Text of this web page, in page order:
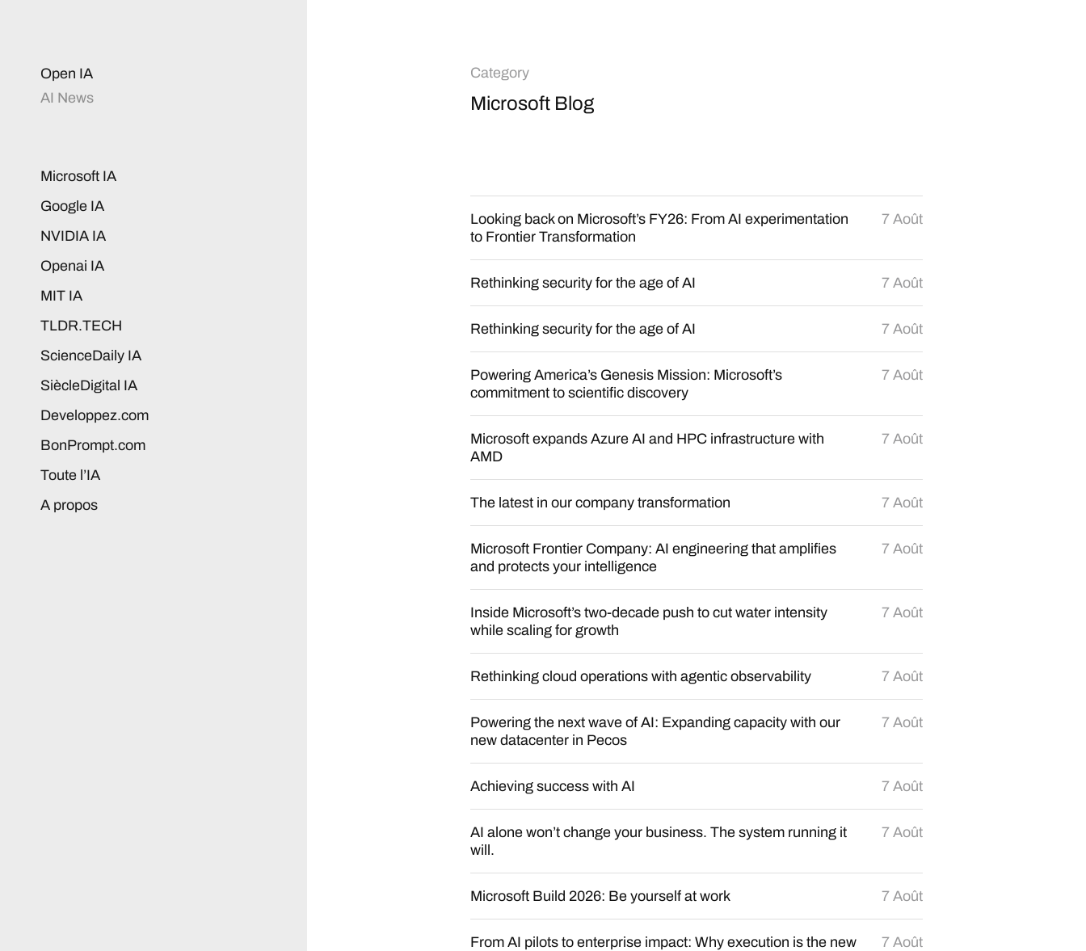
Open IA
AI News
Microsoft IA
Google IA
NVIDIA IA
Openai IA
MIT IA
TLDR.TECH
ScienceDaily IA
SiècleDigital IA
Developpez.com
BonPrompt.com
Toute l’IA
A propos
Category
Microsoft Blog
Looking back on Microsoft’s FY26: From AI experimentation
to Frontier Transformation
7 Août
Rethinking security for the age of AI 7 Août
Rethinking security for the age of AI 7 Août
Powering America’s Genesis Mission: Microsoft’s
commitment to scientific discovery
7 Août
Microsoft expands Azure AI and HPC infrastructure with
AMD
7 Août
The latest in our company transformation 7 Août
Microsoft Frontier Company: AI engineering that amplifies
and protects your intelligence
7 Août
Inside Microsoft’s two-decade push to cut water intensity
while scaling for growth
7 Août
Rethinking cloud operations with agentic observability 7 Août
Powering the next wave of AI: Expanding capacity with our
new datacenter in Pecos
7 Août
Achieving success with AI 7 Août
AI alone won’t change your business. The system running it
will.
7 Août
Microsoft Build 2026: Be yourself at work 7 Août
From AI pilots to enterprise impact: Why execution is the new
7 Août